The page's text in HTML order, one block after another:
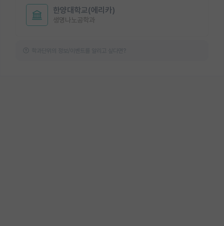
한양대학교(에리카)
생명나노공학과
학과단위의 정보/이벤트를 알리고 싶다면?